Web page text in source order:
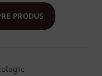
PRODUS